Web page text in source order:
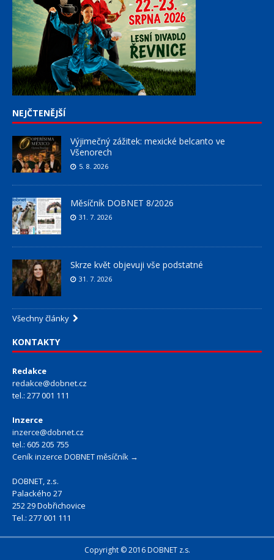
NEJČTENĚJŠÍ
Výjimečný zážitek: mexické belcanto ve
Všenorech
5. 8. 2026
Měsíčník DOBNET 8/2026
31. 7. 2026
Skrze květ objevuji vše podstatné
31. 7. 2026
Všechny články
KONTAKTY
Redakce
redakce@dobnet.cz
tel.: 277 001 111
Inzerce
inzerce@dobnet.cz
tel.: 605 205 755
Ceník inzerce DOBNET měsíčník →
DOBNET, z.s.
Palackého 27
252 29 Dobřichovice
Tel.: 277 001 111
Copyright © 2016 DOBNET z.s.